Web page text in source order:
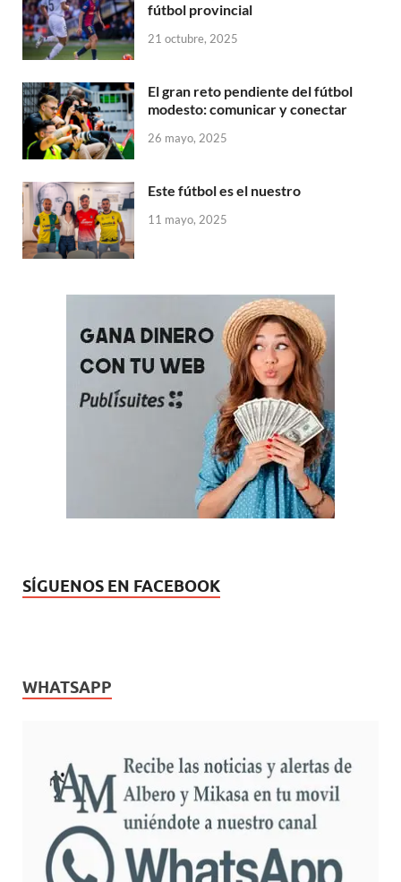
fútbol provincial
21 octubre, 2025
El gran reto pendiente del fútbol
modesto: comunicar y conectar
26 mayo, 2025
Este fútbol es el nuestro
11 mayo, 2025
SÍGUENOS EN FACEBOOK
WHATSAPP